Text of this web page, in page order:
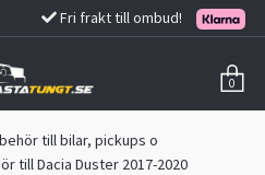
Fri frakt till ombud!
0
till bilar, pickups o
till Dacia Duster 2017-2020